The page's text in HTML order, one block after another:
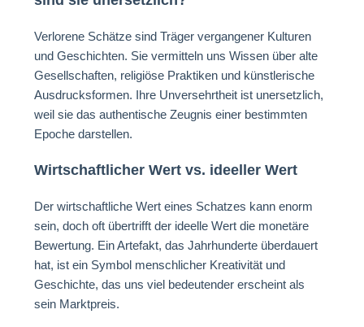
Verlorene Schätze sind Träger vergangener Kulturen
und Geschichten. Sie vermitteln uns Wissen über alte
Gesellschaften, religiöse Praktiken und künstlerische
Ausdrucksformen. Ihre Unversehrtheit ist unersetzlich,
weil sie das authentische Zeugnis einer bestimmten
Epoche darstellen.
Wirtschaftlicher Wert vs. ideeller Wert
Der wirtschaftliche Wert eines Schatzes kann enorm
sein, doch oft übertrifft der ideelle Wert die monetäre
Bewertung. Ein Artefakt, das Jahrhunderte überdauert
hat, ist ein Symbol menschlicher Kreativität und
Geschichte, das uns viel bedeutender erscheint als
sein Marktpreis.